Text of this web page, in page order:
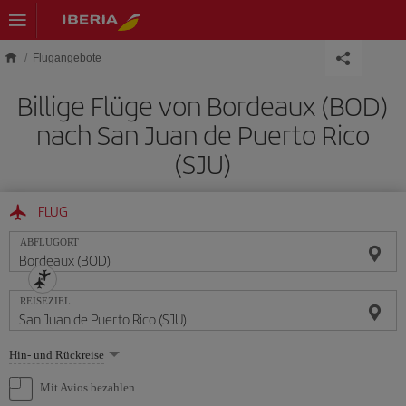
Skip to main content
Flugangebote
Billige Flüge von Bordeaux (BOD)
nach San Juan de Puerto Rico
(SJU)
FLUG
ABFLUGORT
REISEZIEL
Wählen
Sie
eine
Option
Hin- und Rückreise
Mit Avios bezahlen